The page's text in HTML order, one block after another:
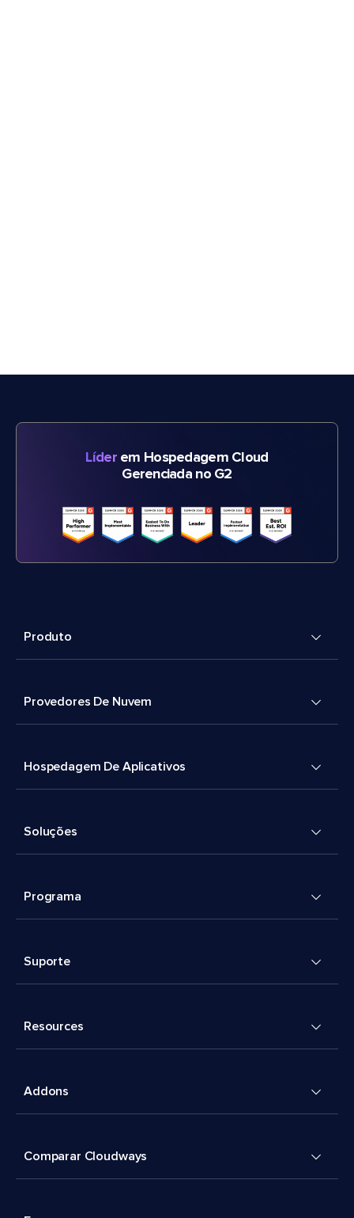
Líderem Hospedagem Cloud
Gerenciada no G2
Produto
Provedores De Nuvem
Hospedagem De Aplicativos
Soluções
Programa
Suporte
Resources
Addons
Comparar Cloudways